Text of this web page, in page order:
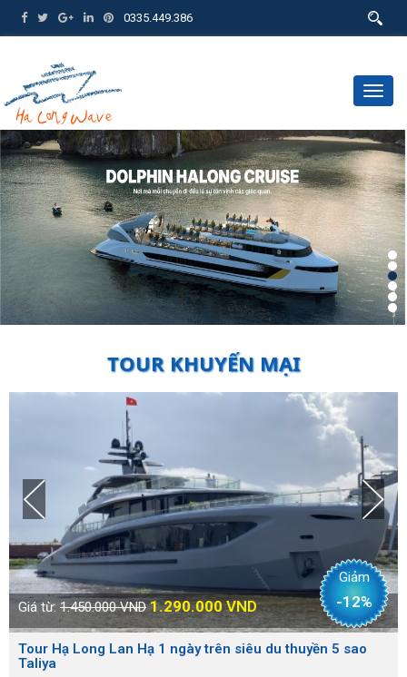
0335.449.386
TOUR KHUYẾN MẠI
Giá từ: 1.450.000 VND 1.290.000 VND
Giảm
-12%
Tour Hạ Long Lan Hạ 1 ngày trên siêu du thuyền 5 sao
Taliya